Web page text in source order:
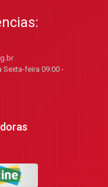
Sexta-feira 09:00 -